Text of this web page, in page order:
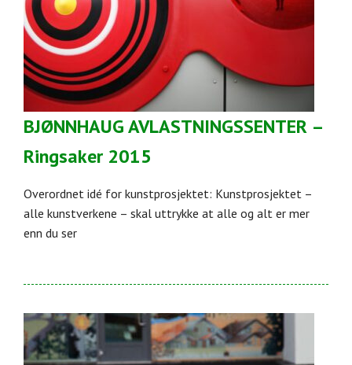
BJØNNHAUG AVLASTNINGSSENTER –
Ringsaker 2015
Overordnet idé for kunstprosjektet: Kunstprosjektet –
alle kunstverkene – skal uttrykke at alle og alt er mer
enn du ser